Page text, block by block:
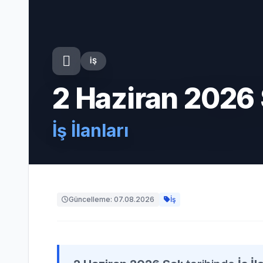
İŞ
2 Haziran 2026
İş İlanları
Güncelleme: 07.08.2026 İş